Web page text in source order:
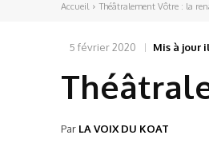
Accueil Théâtralement Vôtre : la
5 février 2020 Mis à jour
Par LA VOIX DU KOAT